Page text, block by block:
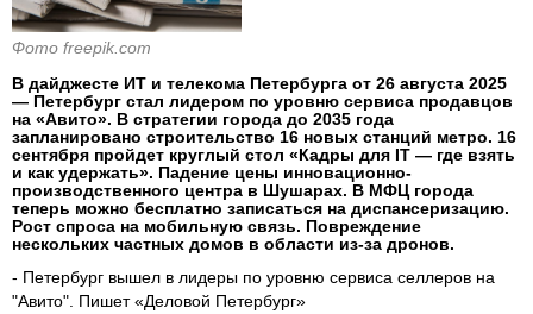
Фото freepik.com
В дайджесте ИТ и телекома Петербурга от 26 августа 2025
— Петербург стал лидером по уровню сервиса продавцов
на «Авито». В стратегии города до 2035 года
запланировано строительство 16 новых станций метро. 16
сентября пройдет круглый стол «Кадры для IT — где взять
и как удержать». Падение цены инновационно-
производственного центра в Шушарах. В МФЦ города
теперь можно бесплатно записаться на диспансеризацию.
Рост спроса на мобильную связь. Повреждение
нескольких частных домов в области из-за дронов.
- Петербург вышел в лидеры по уровню сервиса селлеров на
"Авито". Пишет «Деловой Петербург»